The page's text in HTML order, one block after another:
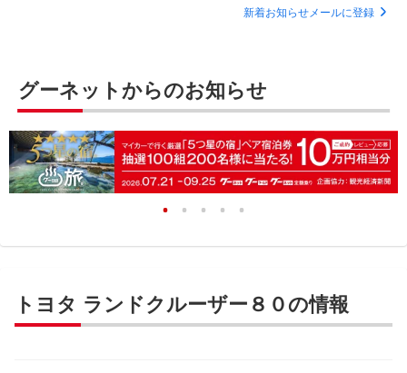
新着お知らせメールに登録
グーネットからのお知らせ
トヨタ ランドクルーザー８０の情報